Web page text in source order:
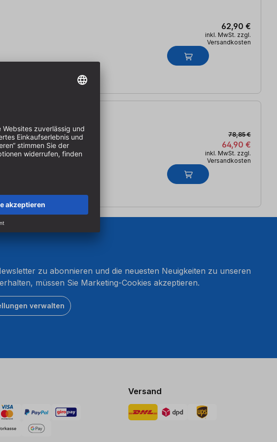
62,90 €
inkl. MwSt. zzgl.
Versandkosten
64,90 €
78,85 €
inkl. MwSt. zzgl.
Versandkosten
zu abonnieren und die neuesten Neuigkeiten zu unseren
müssen Sie Marketing-Cookies akzeptieren.
verwalten
Versand